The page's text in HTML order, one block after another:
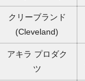
クリーブランド
(Cleveland)
アキラ プロダク
ツ